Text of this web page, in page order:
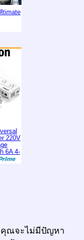
220V
6A 4-
ณจะไม่มีปัญหา